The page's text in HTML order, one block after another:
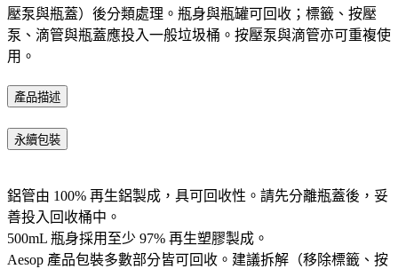
壓泵與瓶蓋）後分類處理。瓶身與瓶罐可回收；標籤、按壓
泵、滴管與瓶蓋應投入一般垃圾桶。按壓泵與滴管亦可重複使
用。​
產品描述
永續包裝
鋁管由 100% 再生鋁製成，具可回收性。請先分離瓶蓋後，妥
善投入回收桶中。
500mL 瓶身採用至少 97% 再生塑膠製成。
Aesop 產品包裝多數部分皆可回收。建議拆解（移除標籤、按